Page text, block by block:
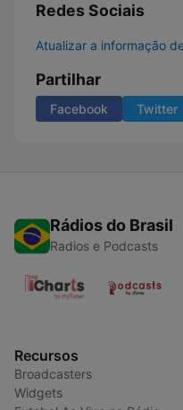
Redes Sociais
Atualizar a informação
Partilhar
Facebook Twitter
Rádios do Brasil
Radios e Podcasts
Recursos
Broadcasters
Widgets